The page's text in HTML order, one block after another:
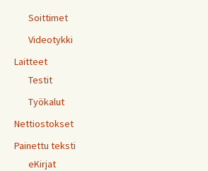
Soittimet
Videotykki
Laitteet
Testit
Työkalut
Nettiostokset
Painettu teksti
eKirjat